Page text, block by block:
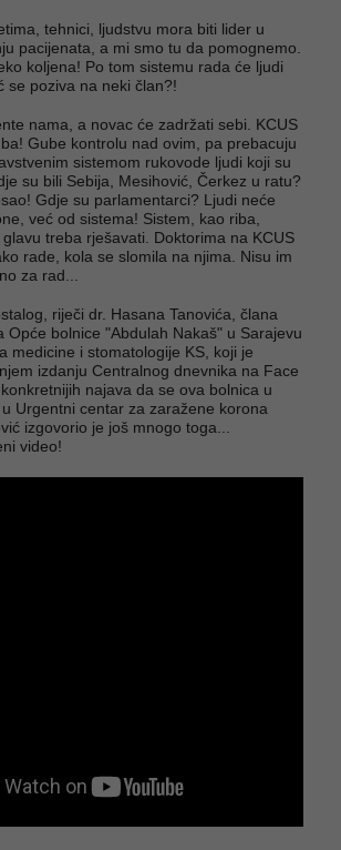
tehnici, ljudstvu mora biti lider u
pacijenata, a mi smo tu da pomognemo.
koljena! Po tom sistemu rada će ljudi
se poziva na neki član?!
nama, a novac će zadržati sebi. KCUS
Gube kontrolu nad ovim, pa prebacuju
sistemom rukovode ljudi koji su
su bili Sebija, Mesihović, Čerkez u ratu?
Gdje su parlamentarci? Ljudi neće
već od sistema! Sistem, kao riba,
treba rješavati. Doktorima na KCUS
rade, kola se slomila na njima. Nisu im
za rad...
riječi dr. Hasana Tanovića, člana
Opće bolnice "Abdulah Nakaš" u Sarajevu
medicine i stomatologije KS, koji je
izdanju Centralnog dnevnika na Face
najava da se ova bolnica u
Urgentni centar za zaražene korona
izgovorio je još mnogo toga...
video!